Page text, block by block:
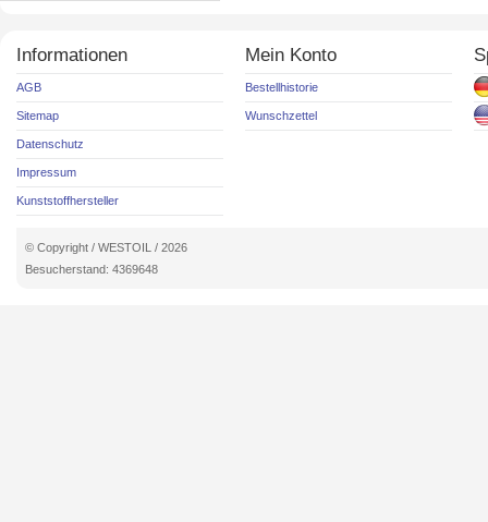
Informationen
AGB
Sitemap
Datenschutz
Impressum
Kunststoffhersteller
Mein Konto
Bestellhistorie
Wunschzettel
© Copyright / WESTOIL / 2026
Besucherstand: 4369648